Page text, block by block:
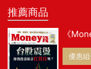
推薦商品
《
優惠組